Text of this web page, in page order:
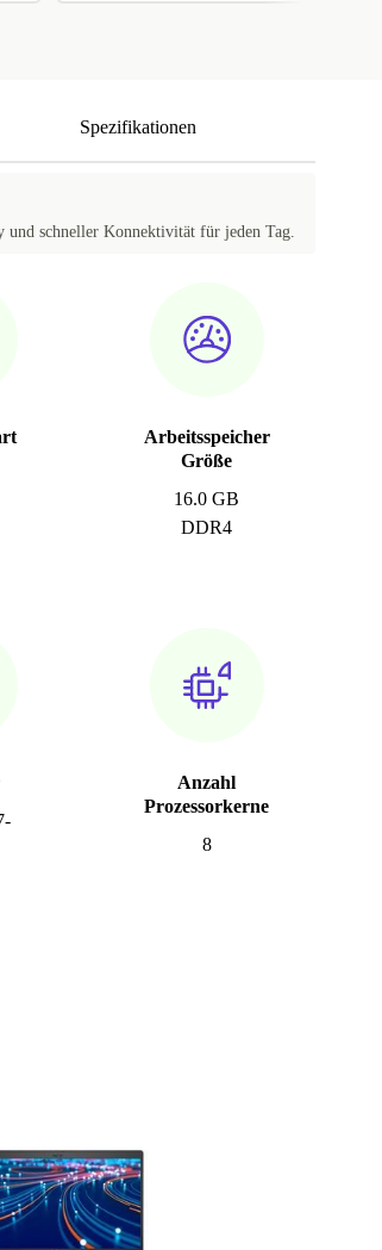
Spezifikationen
schneller Konnektivität für jeden Tag.
Arbeitsspeicher
Größe
16.0 GB
DDR4
Anzahl
Prozessorkerne
8